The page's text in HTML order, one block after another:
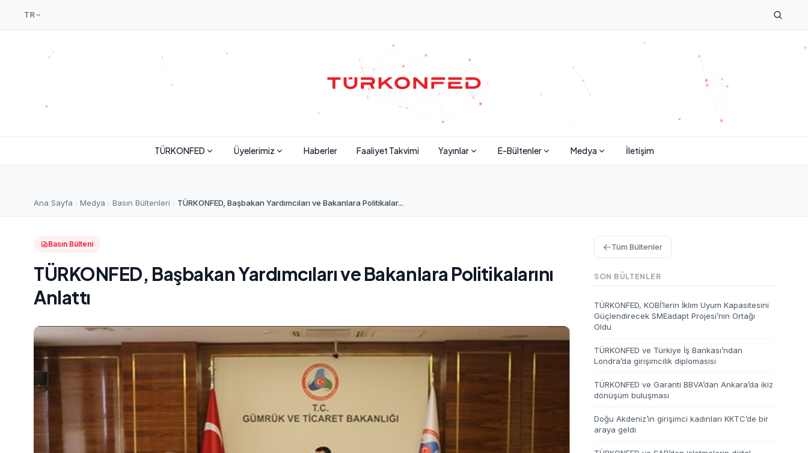
TR
TÜRKONFED Üyelerimiz Haberler Faaliyet Takvimi Yayınlar E-Bültenler Medya İletişim
Ana Sayfa Medya Basın Bültenleri TÜRKONFED, Başbakan Yardımcıları ve Bakanlara Politikalar...
Basın Bülteni
TÜRKONFED, Başbakan Yardımcıları ve Bakanlara Politikalarını
Anlattı
Tüm Bültenler
SON BÜLTENLER
TÜRKONFED, KOBİ’lerin İklim Uyum Kapasitesini
Güçlendirecek SMEadapt Projesi’nin Ortağı
Oldu
TÜRKONFED ve Türkiye İş Bankası’ndan
Londra’da girişimcilik diplomasisi
TÜRKONFED ve Garanti BBVA’dan Ankara’da ikiz
dönüşüm buluşması
Doğu Akdeniz’in girişimci kadınları KKTC’de bir
araya geldi